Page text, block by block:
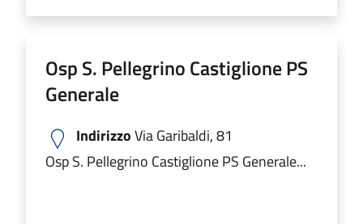
Osp S. Pellegrino Castiglione PS
Generale
IndirizzoVia Garibaldi, 81
Osp S. Pellegrino Castiglione PS Generale...